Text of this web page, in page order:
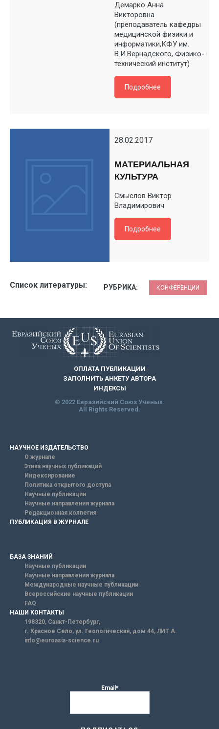
Демарко Анна
Викторовна
(преподаватель кафедры
медицинской физики и
информатики,КФУ им.
В.И.Вернадского, Физико-
технический институт)
Подробнее
28.02.2017
МАТЕРИАЛЬНАЯ
КУЛЬТУРА
Смыслов Виктор
Владимирович
Подробнее
Список литературы: РУБРИКА: КОНФЕРЕНЦИИ
ОПЛАТА ПУБЛИКАЦИИ
ЗАПОЛНИТЬ АНКЕТУ АВТОРА
ИНДЕКСЫ
© 2022 Евразийский Союз Ученых.
All Rights Reserved.
НАУЧНОЕ ИЗДАТЕЛЬСТВО
О журнале
Этика научных публикаций
Индексирование
Политика открытого доступа
Научные публикации
Научные направления журнала
Редакционная коллегия
ПУБЛИКАЦИЯ В ЖУРНАЛЕ
БАЗА ЗНАНИЙ
Научные публикации
Научные направления журнала
Международные научные публикации
Всероссийские научные публикации
FAQ
НАШИ КОНТАКТЫ
198320, Санкт-Петербург,
г. Красное Село, ул. Геологическая, дом 44, ЛИТ А.
info@euroasia-science.ru
Email*